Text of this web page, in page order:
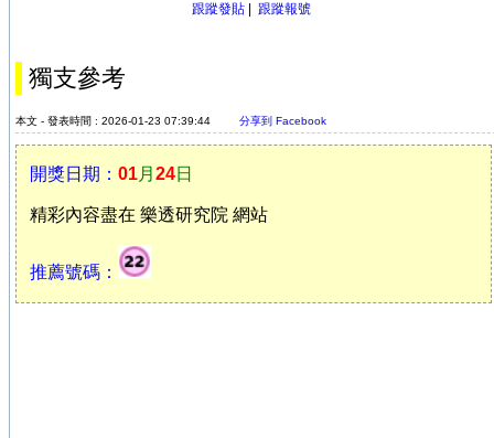
跟蹤發貼
跟蹤報號
獨支參考
本文 - 發表時間 : 2026-01-23 07:39:44 分享到 Facebook
開獎日期： 01月 24日
精彩內容盡在 樂透研究院 網站
推薦號碼：